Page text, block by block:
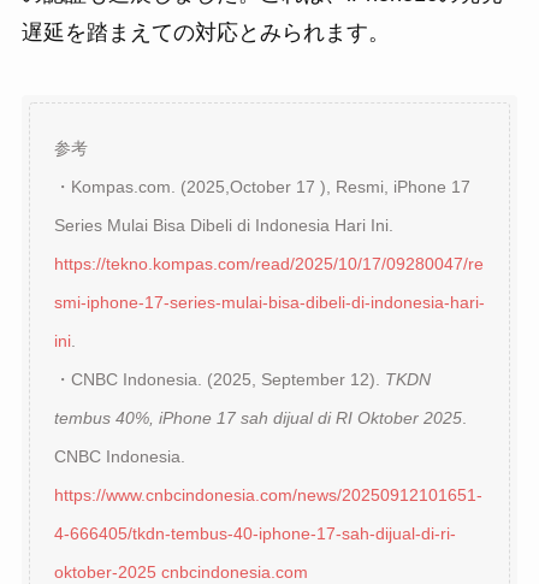
遅延を踏まえての対応とみられます。
参考
・Kompas.com. (2025,October 17 ), Resmi, iPhone 17
Series Mulai Bisa Dibeli di Indonesia Hari Ini.
https://tekno.kompas.com/read/2025/10/17/09280047/re
smi-iphone-17-series-mulai-bisa-dibeli-di-indonesia-hari-
ini.
・CNBC Indonesia. (2025, September 12). TKDN
tembus 40%, iPhone 17 sah dijual di RI Oktober 2025.
CNBC Indonesia.
https://www.cnbcindonesia.com/news/20250912101651-
4-666405/tkdn-tembus-40-iphone-17-sah-dijual-di-ri-
oktober-2025 cnbcindonesia.com